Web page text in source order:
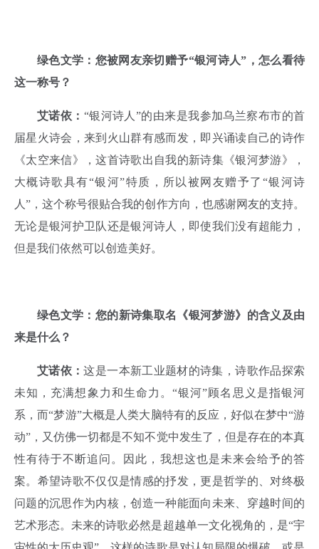
绿色文学：您被网友亲切赠予“银河诗人”，怎么看待
这一称号？
艾诺依： “银河诗人”的由来是我参加乌兰察布市的首
届星火诗会，来到火山群有感而发，即兴诵读自己的诗作
《太空来信》，这首诗歌出自我的新诗集《银河梦游》，
大概诗歌具有“银河”特质，所以被网友赠予了“银河诗
人”，这个称号很贴合我的创作方向，也感谢网友的支持。
无论是银河护卫队还是银河诗人，即使我们没有超能力，
但是我们依然可以创造美好。
绿色文学：您的新诗集取名《银河梦游》的含义及由
来是什么？
艾诺依：这是一本新工业题材的诗集，诗歌作品探索
未知，充满想象力和生命力。“银河”顾名思义是指银河
系，而“梦游”大概是人类大脑特有的反应，好似在梦中“游
动”，又仿佛一切都是不知不觉中发生了，但是存在的本真
性有待于不断追问。因此，我想这也是未来会给予的答
案。希望诗歌不仅仅是情感的抒发，更是哲学的、对终极
问题的沉思作为内核，创造一种能面向未来、穿越时间的
艺术形态。未来的诗歌必然是超越单一文化视角的，是“宇